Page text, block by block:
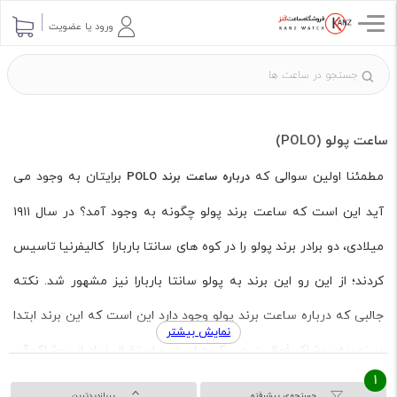
ورود یا عضویت
ساعت پولو (POLO)
مطمئنا اولین سوالی که درباره ساعت برند POLO برایتان به وجود می
آید این است که ساعت برند پولو چگونه به وجود آمد؟ در سال ۱۹۱۱
میلادی، دو برادر برند پولو را در کوه های سانتا باربارا کالیفرنیا تاسیس
کردند؛ از این رو این برند به پولو سانتا باربارا نیز مشهور شد. نکته
جالبی که درباره ساعت برند پولو وجود دارد این است که این برند ابتدا
در زمینه پوشاک فعالیت می کرده است و استقبال زیاد از پوشاک آن
باعث شده، تولیدات پولو به اکسسوری گسترش پیدا کند؛ تا اینکه پولو
نمایش بیشتر
1